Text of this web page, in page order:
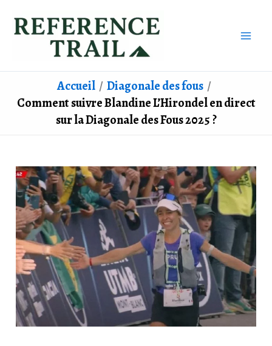
Accueil
Diagonale des fous
Comment suivre Blandine L’Hirondel en direct
sur la Diagonale des Fous 2025 ?